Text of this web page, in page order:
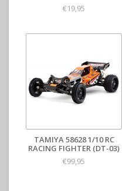
€19,95
TAMIYA 58628 1/10 RC
RACING FIGHTER (DT-03)
€99,95